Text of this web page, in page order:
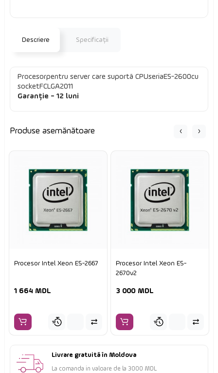
Descriere Specificaţii
Procesorpentru server care suportă CPUseriaE5-2600cu
socketFCLGA2011
Garanție - 12 luni
Produse asemănătoare
Procesor Intel Xeon E5-2667
1 664 MDL
Procesor Intel Xeon E5-
2670v2
3 000 MDL
Livrare gratuită în Moldova
La comanda in valoare de la 3000 MDL